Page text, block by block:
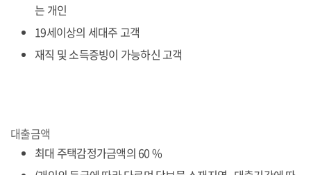
는 개인
19세이상의 세대주 고객
재직 및 소득증빙이 가능하신 고객
대출금액
최대 주택감정가금액의 60 %